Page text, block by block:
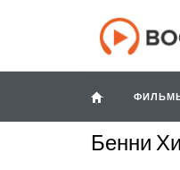
Бенни